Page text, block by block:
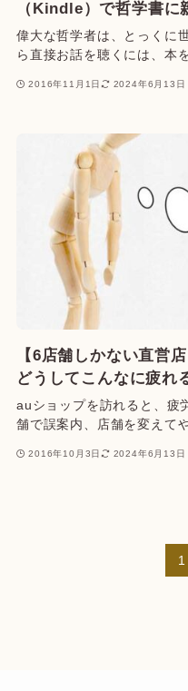
（Kindle）で哲学書に
偉大な哲学者は、とっくに
ら直接お話を聴くには、本
2016年11月1日 2024年6月13日
【6店舗しかない直営
どうしてこんなに疲れ
auショップを訪れると、疲
舗で誤案内、店舗を変えて
2016年10月3日 2024年6月13日
1